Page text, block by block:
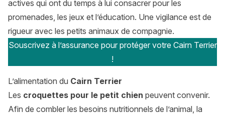
actives qui ont du temps à lui consacrer pour les
promenades, les jeux et l’éducation. Une vigilance est de
rigueur avec les petits animaux de compagnie.
Souscrivez à l’assurance pour protéger votre Cairn Terrier
!
L’alimentation du Cairn Terrier
Les croquettes pour le petit chien peuvent convenir.
Afin de combler les besoins nutritionnels de l’animal, la